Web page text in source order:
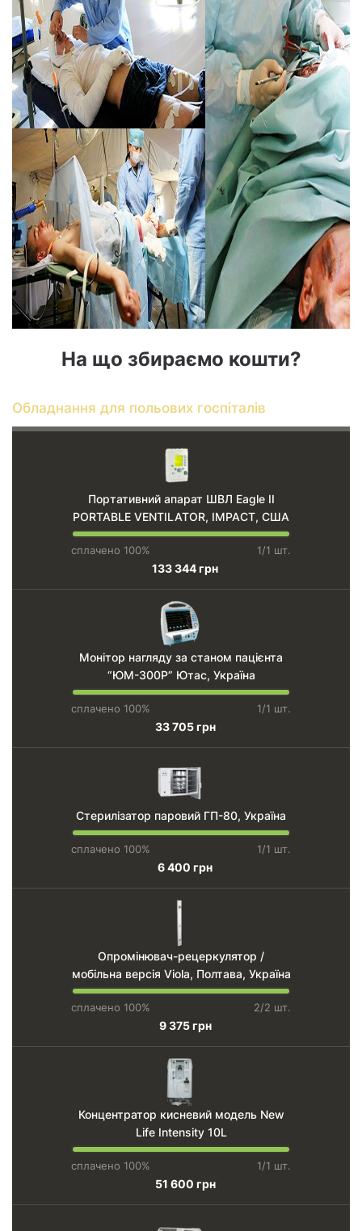
На що збираємо кошти?
Обладнання для польових госпіталів
Портативний апарат ШВЛ Eagle II
PORTABLE VENTILATOR, IMPACT, США
сплачено 100% 1/1 шт.
133 344 грн
Монітор нагляду за станом пацієнта
“ЮМ-300Р” Ютас, Україна
сплачено 100% 1/1 шт.
33 705 грн
Стерилізатор паровий ГП-80, Україна
сплачено 100% 1/1 шт.
6 400 грн
Опромінювач-рецеркулятор /
мобільна версія Viola, Полтава, Україна
сплачено 100% 2/2 шт.
9 375 грн
Концентратор кисневий модель New
Life Intensity 10L
сплачено 100% 1/1 шт.
51 600 грн